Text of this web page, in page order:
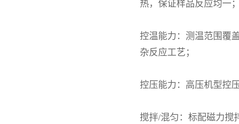
热，保证样品反应均一；
控温能力：测温范围覆
杂反应工艺；
控压能力：高压机型控
搅拌/混匀：标配磁力搅